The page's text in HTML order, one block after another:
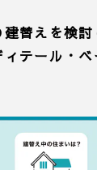
替えを検
テール・